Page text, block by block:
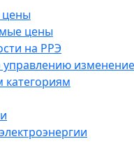
цены
цены
на РРЭ
управлению